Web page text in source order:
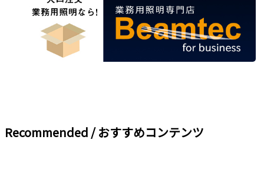
Recommended / おすすめコンテンツ